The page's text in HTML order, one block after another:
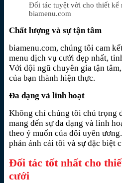
Đối tác tuyệt vời cho thiết kế
biamenu.com
Chất lượng và sự tận tâm
biamenu.com, chúng tôi cam
menu dịch vụ cưới đẹp nhất,
Với đội ngũ chuyên gia tận
của bạn thành hiện thực.
Đa dạng và linh hoạt
Không chỉ chúng tôi chú trọng
mang đến sự đa dạng và linh
theo ý muốn của đôi uyên
phản ánh cái tôi và sự đặc biệt
Đối tác tốt nhất cho
cưới